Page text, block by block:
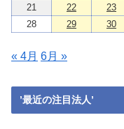
21
22 23
28
29 30
« 4月 6月 »
’最近の注目法人’